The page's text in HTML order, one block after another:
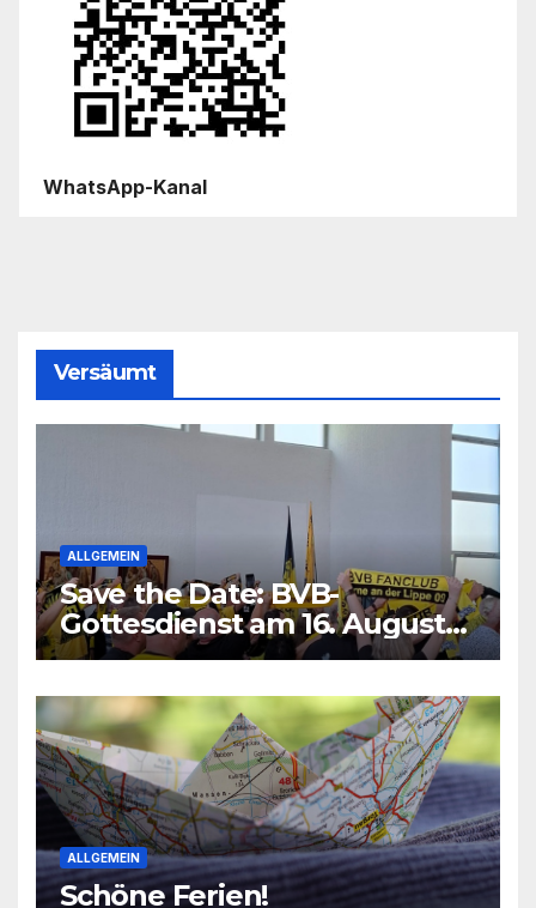
WhatsApp-Kanal
Versäumt
ALLGEMEIN
Save the Date: BVB-
Gottesdienst am 16. August
2026
ALLGEMEIN
Schöne Ferien!